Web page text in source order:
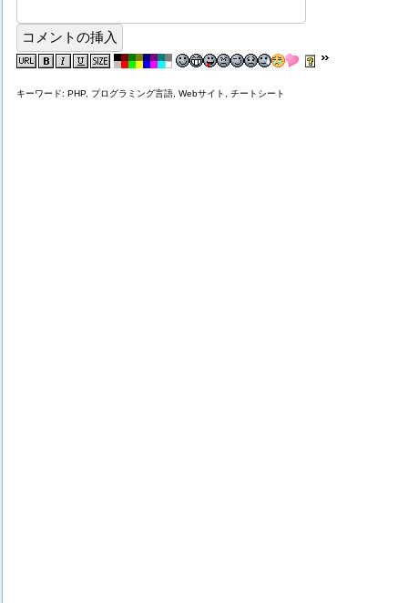
キーワード: PHP, プログラミング言語, Webサイト, チートシート